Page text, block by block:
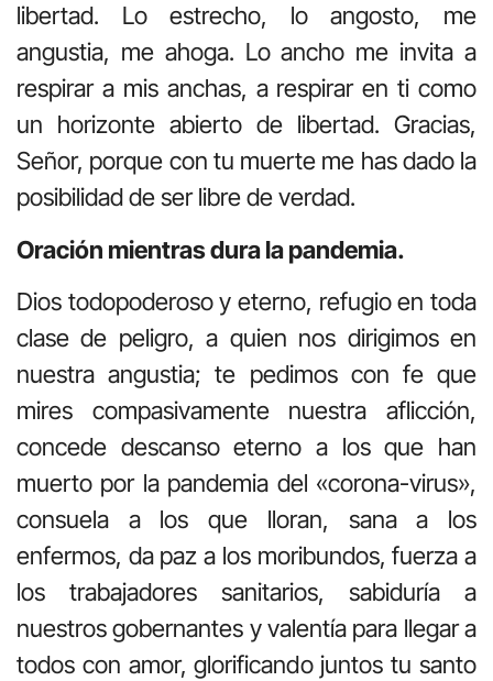
libertad. Lo estrecho, lo angosto, me
angustia, me ahoga. Lo ancho me invita a
respirar a mis anchas, a respirar en ti como
un horizonte abierto de libertad. Gracias,
Señor, porque con tu muerte me has dado la
posibilidad de ser libre de verdad.
Oración mientras dura la pandemia.
Dios todopoderoso y eterno, refugio en toda
clase de peligro, a quien nos dirigimos en
nuestra angustia; te pedimos con fe que
mires compasivamente nuestra aflicción,
concede descanso eterno a los que han
muerto por la pandemia del «corona-virus»,
consuela a los que lloran, sana a los
enfermos, da paz a los moribundos, fuerza a
los trabajadores sanitarios, sabiduría a
nuestros gobernantes y valentía para llegar a
todos con amor, glorificando juntos tu santo